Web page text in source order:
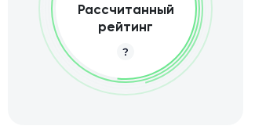
Рассчитанный
рейтинг